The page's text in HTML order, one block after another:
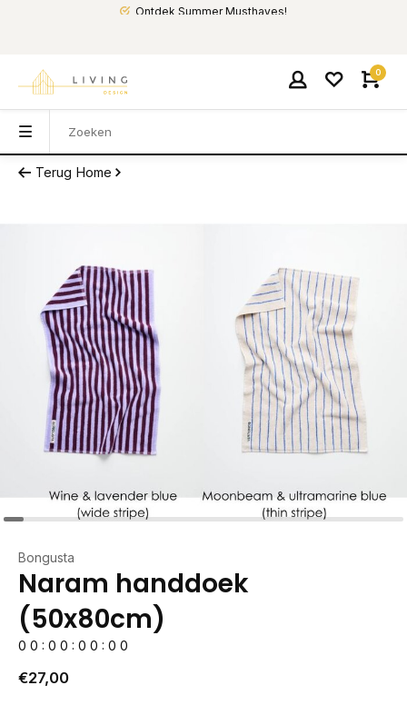
Ontdek Summer Musthaves!
0
Terug Home
Bongusta
Naram handdoek
(50x80cm)
0 0 : 0 0 : 0 0 : 0 0
€27,00